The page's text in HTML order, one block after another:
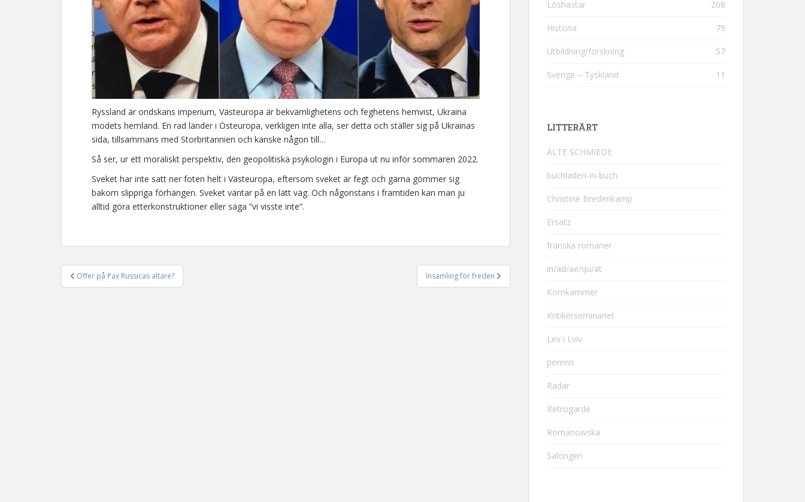
Ryssland är ondskans imperium, Västeuropa är bekvämlighetens och feghetens hemvist, Ukraina
modets hemland. En rad länder i Östeuropa, verkligen inte alla, ser detta och ställer sig på Ukrainas
sida, tillsammans med Storbritannien och kanske någon till…
Så ser, ur ett moraliskt perspektiv, den geopolitiska psykologin i Europa ut nu inför sommaren 2022.
Sveket har inte satt ner foten helt i Västeuropa, eftersom sveket är fegt och gärna gömmer sig
bakom slippriga förhängen. Sveket väntar på en lätt väg. Och någonstans i framtiden kan man ju
alltid göra etterkonstruktioner eller säga ”vi visste inte”.
Inläggsnavigering
Offer på Pax Russicas altare? Insamling för freden
Löshästar 208
Historia 79
Utbildning/forskning 57
Sverige – Tyskland 11
LITTERÄRT
ALTE SCHMIEDE
buchladen-in-buch
Christine Bredenkamp
Ersatz
franska romaner
in/ad/ae/qu/at
Kornkammer
Kritikerseminariet
Lev i Lviv
perenn
Radar
Retrogarde
Romanowska
Salongen